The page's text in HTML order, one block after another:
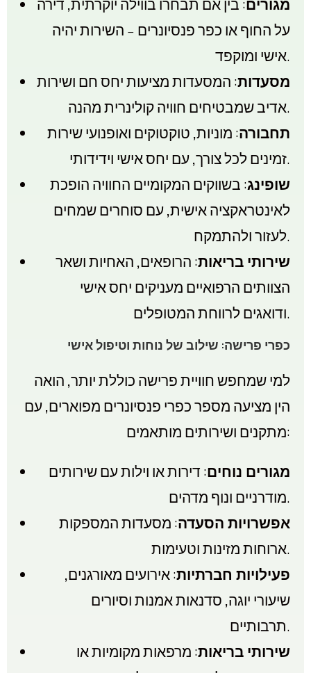
מגורים: בין אם תבחרו בווילה יוקרתית, דירה
על החוף או כפר פנסיונרים – השירות יהיה
אישי ומוקפד.
מסעדות: המסעדות מציעות יחס חם ושירות
אדיב שמבטיחים חוויה קולינרית מהנה.
תחבורה: מוניות, טוקטוקים ואופנועי שירות
זמינים לכל צורך, עם יחס אישי וידידותי.
שופינג: בשווקים המקומיים החוויה הופכת
לאינטראקציה אישית, עם סוחרים שמחים
לעזור ולהתמקח.
שירותי בריאות: הרופאים, האחיות ושאר
הצוותים הרפואיים מעניקים יחס אישי
ודואגים לרווחת המטופלים.
כפרי פרישה: שילוב של נוחות וטיפול אישי
למי שמחפש חוויית פרישה כוללת יותר, הואה
הין מציעה מספר כפרי פנסיונרים מפוארים, עם
מתקנים ושירותים מותאמים:
מגורים נוחים: דירות או וילות עם שירותים
מודרניים ונוף מדהים.
אפשרויות הסעדה: מסעדות המספקות
ארוחות מזינות וטעימות.
פעילויות חברתיות: אירועים מאורגנים,
שיעורי יוגה, סדנאות אמנות וסיורים
תרבותיים.
שירותי בריאות: מרפאות מקומיות או